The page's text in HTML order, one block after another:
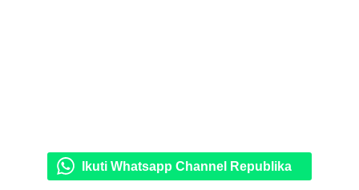
Ikuti Whatsapp Channel Republika